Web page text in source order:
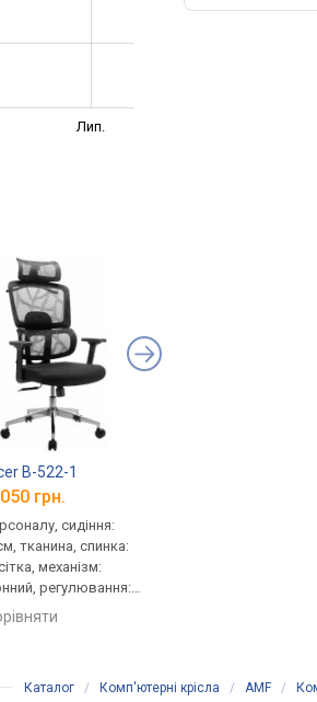
Лип.
B-522-1
грн.
сидіння:
тканина, спинка:
механізм:
регулювання:
глибини, жорсткості
Каталог / Комп'ютерні крісла / AMF /